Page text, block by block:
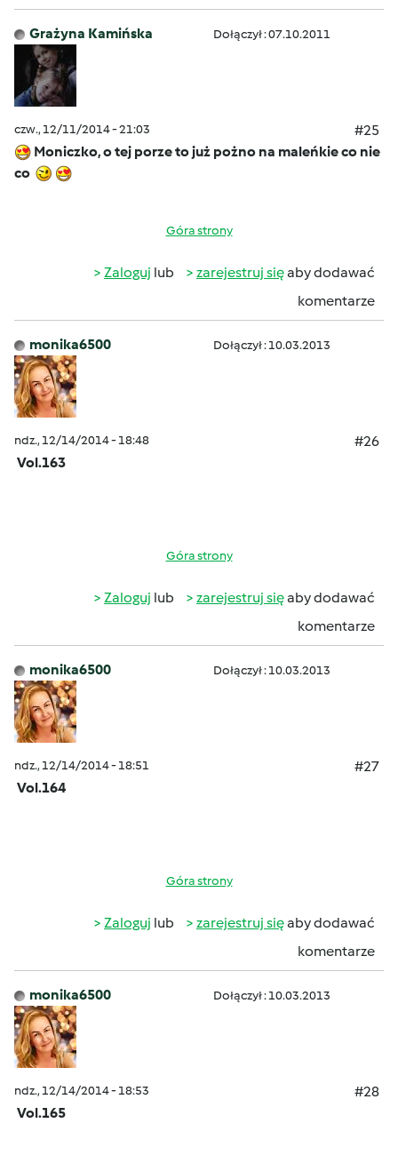
Grażyna Kamińska Dołączył : 07.10.2011
czw., 12/11/2014 - 21:03
#25
Moniczko, o tej porze to już pożno na maleńkie co nie
co
Góra strony
Zaloguj lub zarejestruj sięaby dodawać
komentarze
monika6500 Dołączył : 10.03.2013
ndz., 12/14/2014 - 18:48
#26
Vol.163
Góra strony
Zaloguj lub zarejestruj sięaby dodawać
komentarze
monika6500 Dołączył : 10.03.2013
ndz., 12/14/2014 - 18:51
#27
Vol.164
Góra strony
Zaloguj lub zarejestruj sięaby dodawać
komentarze
monika6500 Dołączył : 10.03.2013
ndz., 12/14/2014 - 18:53
#28
Vol.165